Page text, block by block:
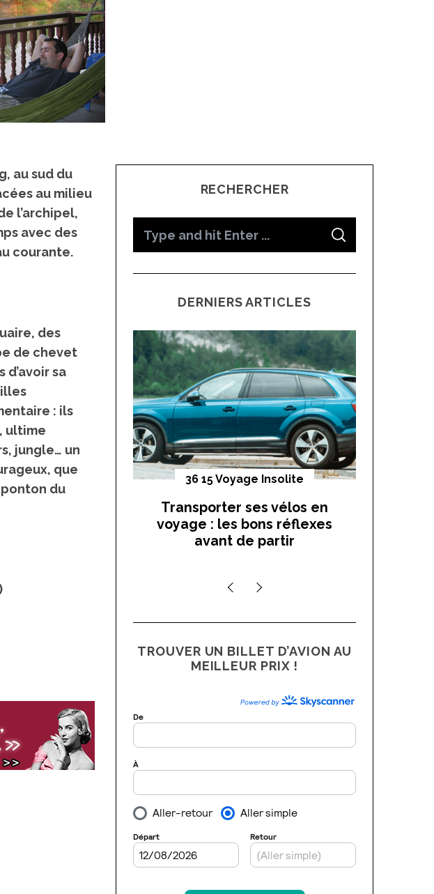
au sud du
au milieu
l’archipel,
avec des
courante.
des
de chevet
d’avoir sa
: ils
ultime
jungle… un
que
du
RECHERCHER
f
o
r
:
S
A
C
DERNIERS ARTICLES
: vacances et
en France
36 15 Voyage Insolite
Transporter ses vélos en
voyage : les bons réflexes
avant de partir
TROUVER UN BILLET D’AVION AU
MEILLEUR PRIX !